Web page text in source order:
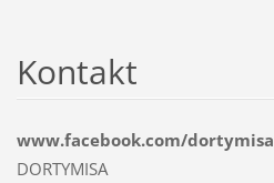
Kontakt
www.facebook.com/dortymisa
DORTYMISA